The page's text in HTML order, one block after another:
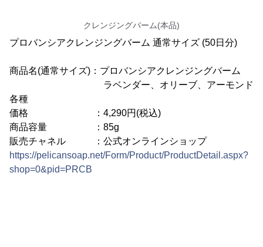
クレンジングバーム(本品)
プロバンシアクレンジングバーム 通常サイズ (50日分)
商品名(通常サイズ)：プロバンシアクレンジングバーム
ラベンダー、オリーブ、アーモンド
各種
価格 ：4,290円(税込)
商品容量 ：85g
販売チャネル ：公式オンラインショップ
https://pelicansoap.net/Form/Product/ProductDetail.aspx?
shop=0&pid=PRCB